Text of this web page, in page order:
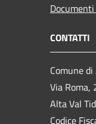
CONTATTI
Comune
Via Roma,
Alta Val
Codice